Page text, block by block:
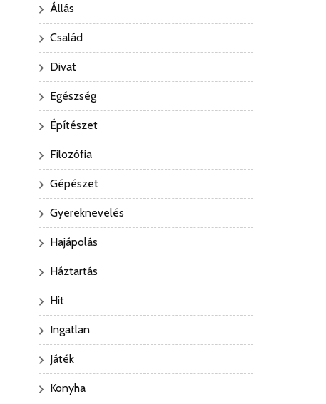
Állás
Család
Divat
Egészség
Építészet
Filozófia
Gépészet
Gyereknevelés
Hajápolás
Háztartás
Hit
Ingatlan
Játék
Konyha